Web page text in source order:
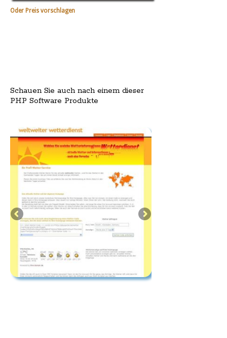
Oder Preis vorschlagen
Schauen Sie auch nach einem dieser
PHP Software Produkte